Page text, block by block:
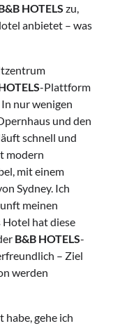
HOTELS zu,
anbietet – was
-Plattform
nur wenigen
und den
schnell und
modern
mit einem
Sydney. Ich
meinen
hat diese
B&B HOTELS-
– Ziel
werden
habe, gehe ich